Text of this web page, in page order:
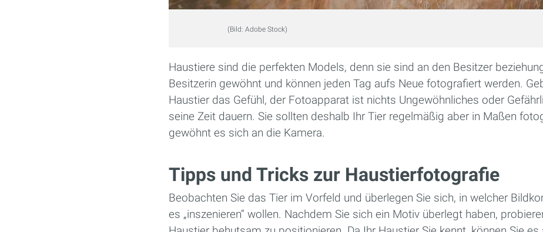
(Bild: Adobe Stock)
Haustiere sind die perfekten Models, denn sie sind an den Besitzer
Besitzerin gewöhnt und können jeden Tag aufs Neue fotografiert werden.
Haustier das Gefühl, der Fotoapparat ist nichts Ungewöhnliches oder
seine Zeit dauern. Sie sollten deshalb Ihr Tier regelmäßig aber in Maßen
gewöhnt es sich an die Kamera.
Tipps und Tricks zur Haustierfotografie
Beobachten Sie das Tier im Vorfeld und überlegen Sie sich, in welcher
es „inszenieren“ wollen. Nachdem Sie sich ein Motiv überlegt haben,